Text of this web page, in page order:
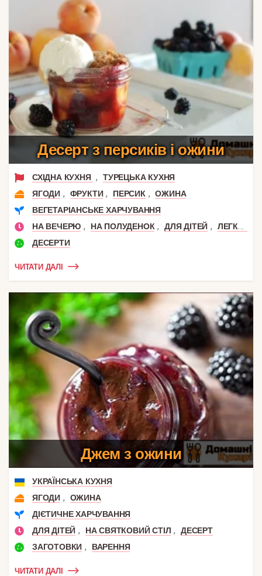
Десерт з персиків і ожини
СХІДНА КУХНЯ ,
ТУРЕЦЬКА КУХНЯ
ЯГОДИ , ФРУКТИ , ПЕРСИК , ОЖИНА
ВЕГЕТАРІАНСЬКЕ ХАРЧУВАННЯ
НА ВЕЧЕРЮ , НА ПОЛУДЕНОК , ДЛЯ ДІТЕЙ ,
ЛЕГКА ВЕЧЕРЯ
ДЕСЕРТИ
ЧИТАТИ ДАЛІ
Джем з ожини
УКРАЇНСЬКА КУХНЯ
ЯГОДИ ,
ОЖИНА
ДІЄТИЧНЕ ХАРЧУВАННЯ
ДЛЯ ДІТЕЙ , НА СВЯТКОВИЙ СТІЛ ,
ДЕСЕРТ
ЗАГОТОВКИ , ВАРЕННЯ
ЧИТАТИ ДАЛІ